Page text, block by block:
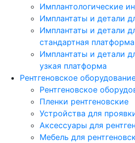
Имплантологические
Имплантаты и детали
Имплантаты и детали
стандартная платформа
Имплантаты и детали
узкая платформа
Рентгеновское
Рентгеновское
Пленки рентгеновские
Устройства для
Аксессуары для
Мебель для